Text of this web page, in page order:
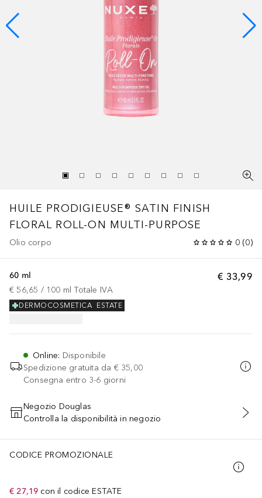
HUILE PRODIGIEUSE® SATIN FINISH
FLORAL ROLL-ON MULTI-PURPOSE
Olio corpo 0 (0)
€ 33,99
60 ml
€ 56,65 / 100 ml Totale IVA
ESTATE
DERMOCOSMETICA
Online: Disponibile
Spedizione gratuita da € 35,00
Consegna entro 3-6 giorni
AGGIUNGI AL CARRELLO
Negozio Douglas
Controlla la disponibilità in negozio
CODICE PROMOZIONALE
€ 27,19 con il codice ESTATE